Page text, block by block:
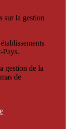
sur la gestion
Pays.
gestion de la
de